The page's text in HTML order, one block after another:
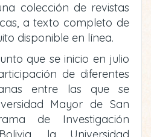
colección de revistas
a texto completo de
disponible en línea.
que se inicio en julio
de diferentes
entre las que se
Mayor de San
de Investigación